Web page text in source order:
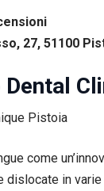
27, 51100
come
dislocate in